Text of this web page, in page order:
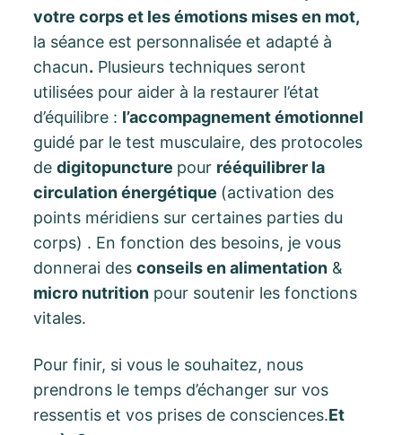
votre corps et les émotions mises en mot,
la séance est personnalisée et adapté à
chacun. Plusieurs techniques seront
utilisées pour aider à la restaurer l’état
d’équilibre : l’accompagnement émotionnel
guidé par le test musculaire, des protocoles
dedigitopuncture pour rééquilibrer la
circulation énergétique (activation des
points méridiens sur certaines parties du
corps) . En fonction des besoins, je vous
donnerai desconseils en alimentation &
micro nutrition pour soutenir les fonctions
vitales.
Pour finir, si vous le souhaitez, nous
prendrons le temps d’échanger sur vos
ressentis et vos prises de consciences.Et